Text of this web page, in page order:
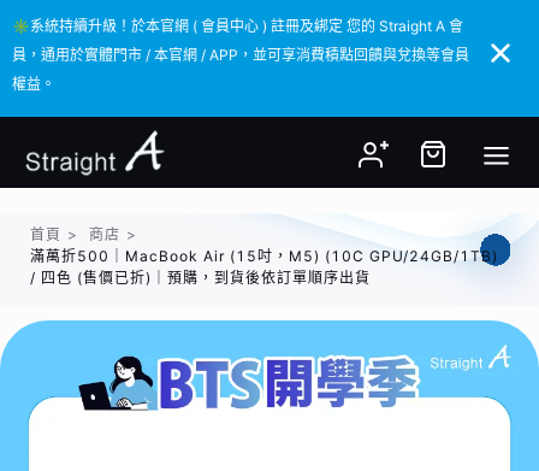
✳️系統持續升級！於本官網 ( 會員中心 ) 註冊及綁定 您的 Straight A 會
員，通用於實體門市 / 本官網 / APP，並可享消費積點回饋與兌換等會員
權益。
✳️系統持續升級！於本官網 ( 會員中心 ) 註冊及綁定 您的 Straight A 會
員，通用於實體門市 / 本官網 / APP，並可享消費積點回饋與兌換等會員
權益。
首頁 > 商店 >
滿萬折500｜MacBook Air (15吋，M5) (10C GPU/24GB/1TB)
/ 四色 (售價已折)｜預購，到貨後依訂單順序出貨